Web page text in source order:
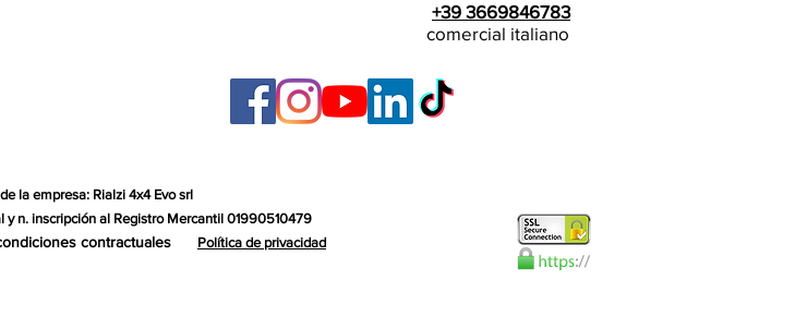
+39 3669846783
comercial italiano
la empresa: Rialzi 4x4 Evo srl
y n. inscripción al Registro Mercantil 01990510479
contractuales Política de privacidad